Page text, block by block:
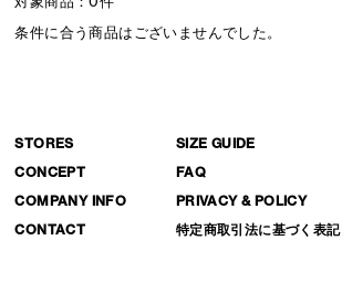
条件に合う商品はございませんでした。
STORES
CONCEPT
COMPANY INFO
CONTACT
SIZE GUIDE
FAQ
PRIVACY & POLICY
特定商取引法に基づく表記